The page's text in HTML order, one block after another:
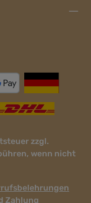
zzgl.
wenn nicht
Zahlung